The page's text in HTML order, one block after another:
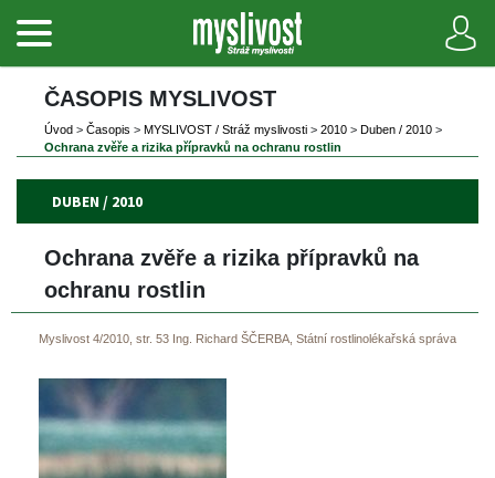
ČASOPIS MYSLIVOST
Úvod > Časopi > MYSLIVOST / Stráž myslivosti > 2010 > Duben / 2010 >
Ochrana zvěře a rizika přípravků na ochranu rostlin
DUBEN / 2010
Ochrana zvěře a rizika přípravků na
ochranu rostlin
Myslivost 4/2010, str. 53 Ing. Richard ŠČERBA, Státní rostlinolékařská správa